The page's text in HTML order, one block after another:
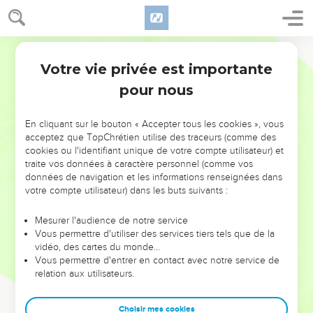
NE MANQUEZ PAS L’ÉVÉNEMENT
DE L’ANNÉE !
ET SI LEURS ERREURS POUVAIENT VOUS ÉVITER LES
VOTRES ?
leur foi ou leur vision. Mais on voit moins les doutes, les erreurs
et les saisons difficiles qu'ils ont traversés, alors même que ce
sont elles qui les ont façonnés.
Dans cette conférence, leaders, entrepreneurs, et responsables
clés pour avancer avec plus de sagesse afin que leurs erreurs
Votre vie privée est importante
pour nous
En cliquant sur le bouton « Accepter tous les cookies », vous
acceptez que TopChrétien utilise des traceurs (comme des
cookies ou l'identifiant unique de votre compte utilisateur) et
traite vos données à caractère personnel (comme vos
données de navigation et les informations renseignées dans
votre compte utilisateur) dans les buts suivants :
Mesurer l'audience de notre service
Vous permettre d'utiliser des services tiers tels que de la
vidéo, des cartes du monde…
Vous permettre d'entrer en contact avec notre service de
relation aux utilisateurs.
Choisir mes cookies